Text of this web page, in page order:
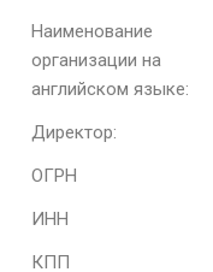
Наименование
организации на
английском языке:
Директор:
ОГРН
ИНН
КПП